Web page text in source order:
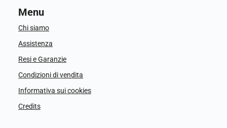
Menu
Chi siamo
Assistenza
Resi e Garanzie
Condizioni di vendita
Informativa sui cookies
Credits